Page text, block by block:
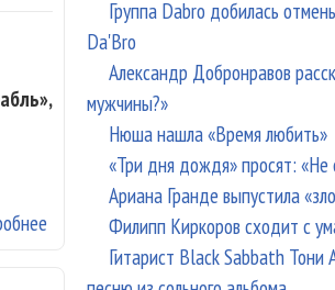
о Мюзикл по песням Стинга
Группа Dabro добилась
Da'Bro
Александр Добронравов
мужчины?»
Нюша нашла «Время любить»
«Три дня дождя» просят: «Не
Ариана Гранде выпустила
Филипп Киркоров сходит с
Гитарист Black Sabbath Тони